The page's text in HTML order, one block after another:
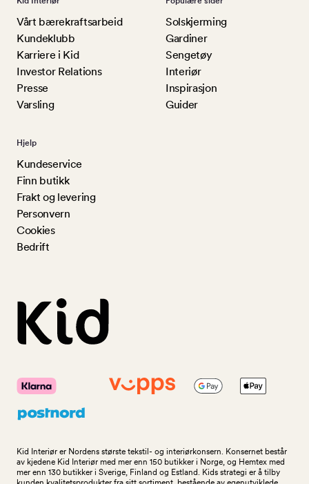
Vårt bærekraftsarbeid
Kundeklubb
Karriere i Kid
Investor Relations
Presse
Varsling
Solskjerming
Gardiner
Sengetøy
Interiør
Inspirasjon
Guider
Hjelp
Kundeservice
Finn butikk
Frakt og levering
Personvern
Cookies
Bedrift
Kid Interiør er Nordens største tekstil- og interiørkonsern. Konsernet består
av kjedene Kid Interiør med mer enn 150 butikker i Norge, og Hemtex med
mer enn 130 butikker i Sverige, Finland og Estland. Kids strategi er å tilby